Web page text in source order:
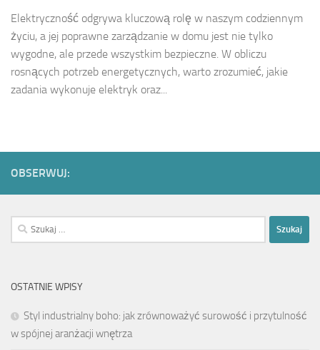
Elektryczność odgrywa kluczową rolę w naszym codziennym
życiu, a jej poprawne zarządzanie w domu jest nie tylko
wygodne, ale przede wszystkim bezpieczne. W obliczu
rosnących potrzeb energetycznych, warto zrozumieć, jakie
zadania wykonuje elektryk oraz...
OBSERWUJ:
Szukaj:
OSTATNIE WPISY
Styl industrialny boho: jak zrównoważyć surowość i przytulność
w spójnej aranżacji wnętrza